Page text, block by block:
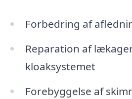
Forbedring af
Reparation af
kloaksystemet
Forebyggelse af